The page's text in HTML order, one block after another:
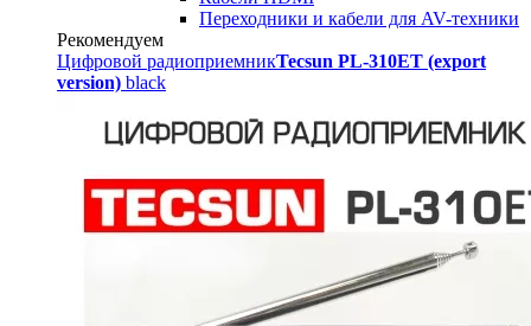
Переходники и кабели для AV-техники
Рекомендуем
Цифровой радиоприемникTecsun PL-310ET (export
version) black